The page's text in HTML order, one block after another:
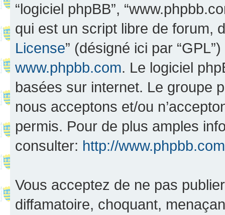
“logiciel phpBB”,
qui est un script libre de forum,
License” (désigné ici par
www.phpbb.com. Le logiciel
basées sur internet. Le groupe
nous acceptons et/ou
permis. Pour de plus amples
consulter: http://
Vous acceptez de ne pas
diffamatoire, choquant,